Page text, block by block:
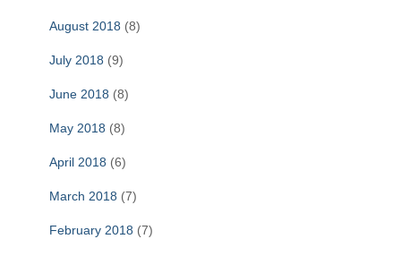
August 2018 (8)
July 2018 (9)
June 2018 (8)
May 2018 (8)
April 2018 (6)
March 2018 (7)
February 2018 (7)